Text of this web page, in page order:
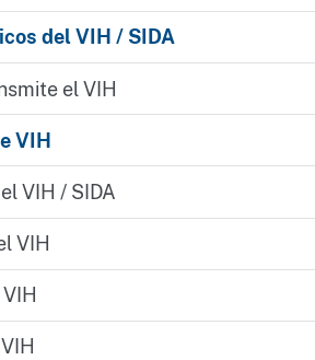
del VIH / SIDA
el VIH
VIH
VIH / SIDA
VIH